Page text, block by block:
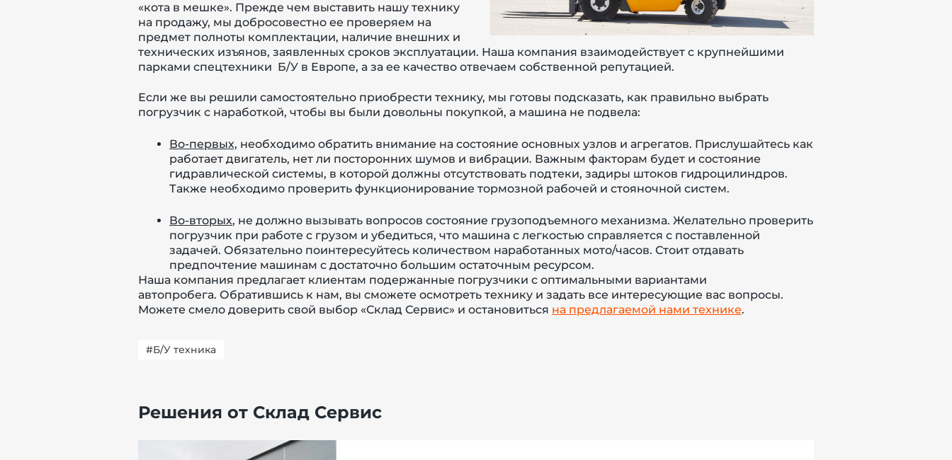
«кота в мешке». Прежде чем выставить нашу технику
на продажу, мы добросовестно ее проверяем на
предмет полноты комплектации, наличие внешних и
технических изъянов, заявленных сроков эксплуатации. Наша компания взаимодействует с крупнейшими
парками спецтехники Б/У в Европе, а за ее качество отвечаем собственной репутацией.
Если же вы решили самостоятельно приобрести технику, мы готовы подсказать, как правильно выбрать
погрузчик с наработкой, чтобы вы были довольны покупкой, а машина не подвела:
Во-первых, необходимо обратить внимание на состояние основных узлов и агрегатов. Прислушайтесь как
работает двигатель, нет ли посторонних шумов и вибрации. Важным факторам будет и состояние
гидравлической системы, в которой должны отсутствовать подтеки, задиры штоков гидроцилиндров.
Также необходимо проверить функционирование тормозной рабочей и стояночной систем.
Во-вторых, не должно вызывать вопросов состояние грузоподъемного механизма. Желательно проверить
погрузчик при работе с грузом и убедиться, что машина с легкостью справляется с поставленной
задачей. Обязательно поинтересуйтесь количеством наработанных мото/часов. Стоит отдавать
предпочтение машинам с достаточно большим остаточным ресурсом.
Наша компания предлагает клиентам подержанные погрузчики с оптимальными вариантами
автопробега. Обратившись к нам, вы сможете осмотреть технику и задать все интересующие вас вопросы.
Можете смело доверить свой выбор «Склад Сервис» и остановиться на предлагаемой нами технике.
#Б/У техника
Решения от Склад Сервис